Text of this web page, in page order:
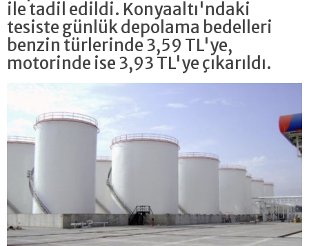
ile tadil edildi. Konyaaltı'ndaki
tesiste günlük depolama bedelleri
benzin türlerinde 3,59 TL'ye,
motorinde ise 3,93 TL'ye çıkarıldı.